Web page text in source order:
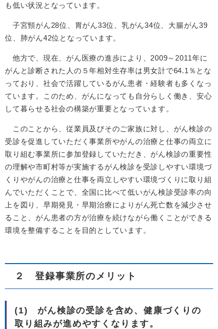
も低い状況となっています。
子宮頸がん28位、胃がん33位、乳がん34位、大腸がん39
位、肺がん42位となっています。
他方で、現在、がん医療の進歩により、2009～2011年に
がんと診断された人の５年相対生存率は男女計で64.1％とな
っており、社会で活躍しているがん患者・経験者も多くなっ
ています。このため、がんになっても自分らしく働き、安心
して暮らせる社会の構築が重要となっています。
このことから、従業員及びそのご家族に対し、がん検診の
受診を促進していただく事業所やがんの治療と仕事の両立に
取り組む事業所に参加登録していただき、がん検診の重要性
の理解や市町村等が実施するがん検診を受診しやすい環境づ
くりやがんの治療と仕事を両立しやすい環境づくりに取り組
んでいただくことで、全国に比べて低いがん検診受診率の向
上を図り、早期発見・早期治療によりがん死亡数を減少させ
ること、がん患者の方が治療を続けながら働くことができる
環境を整備することを目的としています。
２ 登録事業所のメリット
(1) がん検診の受診を含め、健康づくりの
取り組みが進めやすくなります。